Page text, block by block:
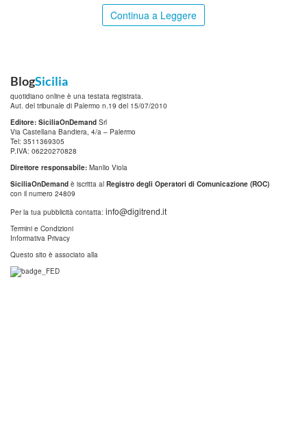
Continua a Leggere
BlogSicilia
quotidiano online è una testata registrata.
Aut. del tribunale di Palermo n.19 del 15/07/2010
Editore: SiciliaOnDemand Srl
Via Castellana Bandiera, 4/a – Palermo
Tel: 3511369305
P.IVA: 06220270828
Direttore responsabile: Manlio Viola
SiciliaOnDemand è iscritta al Registro degli Operatori di Comunicazione (ROC)
con il numero 24809
Per la tua pubblicità contatta: info@digitrend.it
Termini e Condizioni
Informativa Privacy
Questo sito è associato alla